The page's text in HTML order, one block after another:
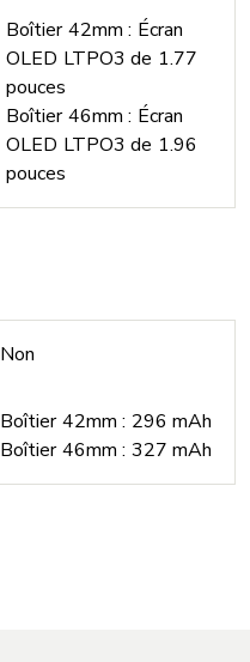
Boîtier 42mm : Écran
OLED LTPO3 de 1.77
pouces
Boîtier 46mm : Écran
OLED LTPO3 de 1.96
pouces
Non
Boîtier 42mm : 296 mAh
Boîtier 46mm : 327 mAh